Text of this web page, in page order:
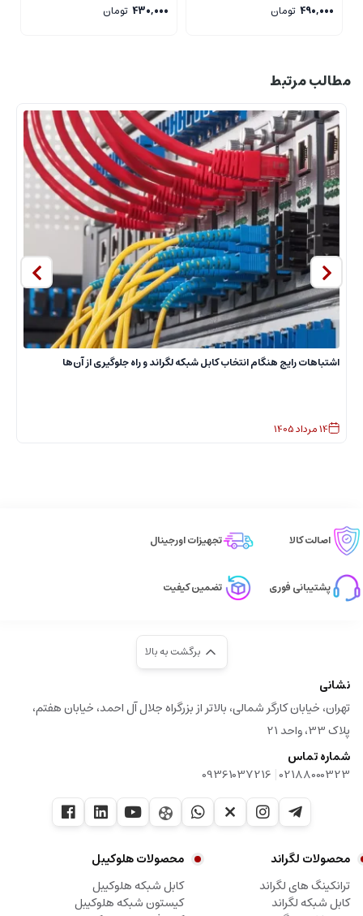
490,000 تومان
430,000 تومان
مطالب مرتبط
اشتباهات رایج هنگام انتخاب کابل شبکه لگراند و راه جلوگیری از آن‌ها
14مرداد1405
اصالت کالا تجهیزات اورجینال
پشتیبانی فوری تضمین کیفیت
برگشت به بالا
نشانی
تهران، خیابان کارگر شمالی، بالاتر از بزرگراه جلال آل احمد، خیابان هفتم،
پلاک 33، واحد 21
شماره تماس
02188000323
|
09361037216
محصولات لگراند
ترانکینگ های لگراند
کابل شبکه لگراند
محصولات هلوکیبل
کابل شبکه هلوکیبل
کیستون شبکه هلوکیبل